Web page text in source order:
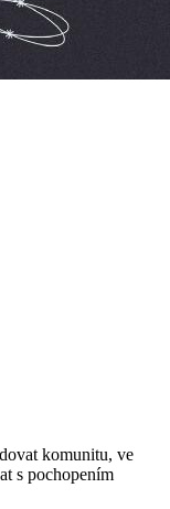
komunitu, ve
s pochopením